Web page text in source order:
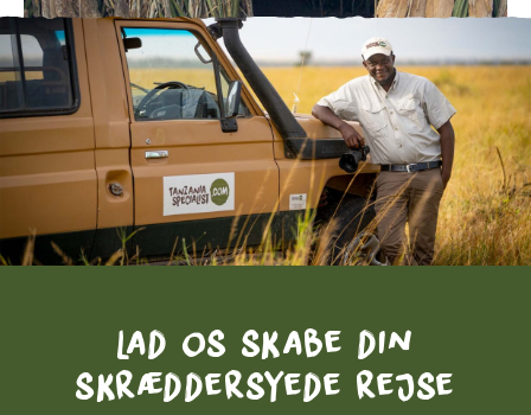
Lad os skabe din
skræddersyede rejse